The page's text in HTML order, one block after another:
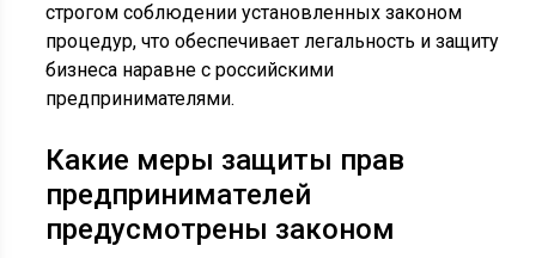
строгом соблюдении установленных законом
процедур, что обеспечивает легальность и защиту
бизнеса наравне с российскими
предпринимателями.
Какие меры защиты прав
предпринимателей
предусмотрены законом